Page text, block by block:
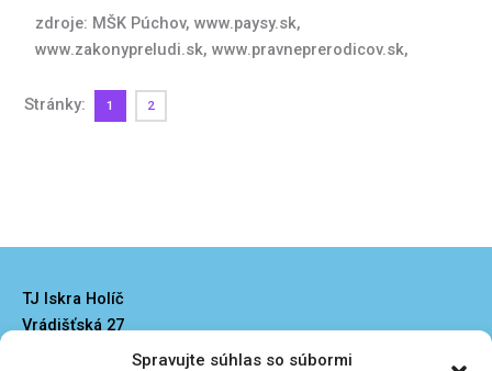
Spravujte súhlas so súbormi
zdroje: MŠK Púchov, www.paysy.sk,
www.zakonypreludi.sk, www.pravneprerodicov.sk,
Stránky: 1 2
TJ Iskra Holíč
Vrádišťská 27